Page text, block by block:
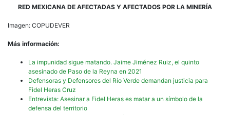
RED MEXICANA DE AFECTADAS Y AFECTADOS POR LA MINERÍA
Imagen: COPUDEVER
Más información:
La impunidad sigue matando. Jaime Jiménez Ruiz, el quinto
asesinado de Paso de la Reyna en 2021
Defensoras y Defensores del Río Verde demandan justicia para
Fidel Heras Cruz
Entrevista: Asesinar a Fidel Heras es matar a un símbolo de la
defensa del territorio